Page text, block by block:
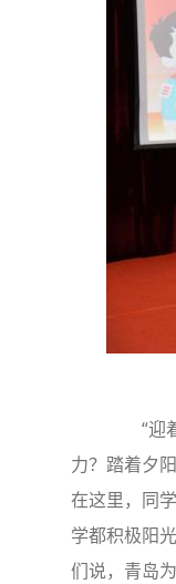
“迎着
力？踏着夕
在这里，同
学都积极阳
们说，青岛